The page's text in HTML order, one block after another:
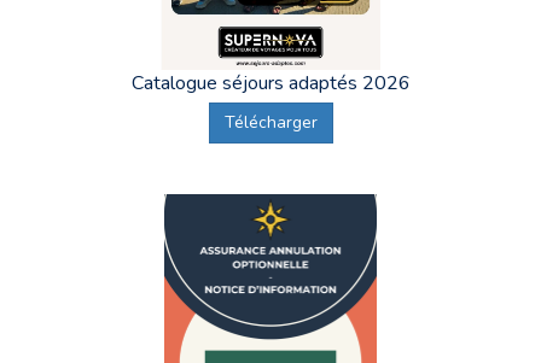
Catalogue séjours adaptés 2026
Télécharger